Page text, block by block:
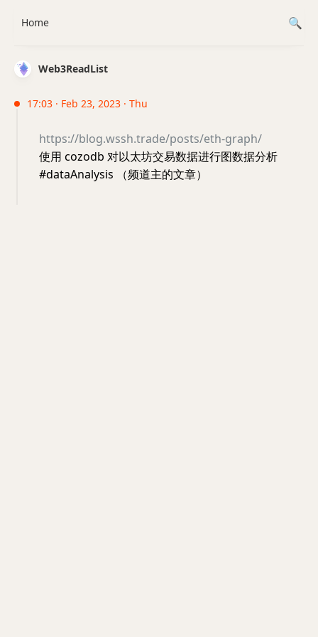
Web3ReadList
17:03 · Feb 23, 2023 · Thu
https://blog.wssh.trade/posts/eth-graph/
使用 cozodb 对以太坊交易数据进行图数据分析
#dataAnalysis （频道主的文章）
Home